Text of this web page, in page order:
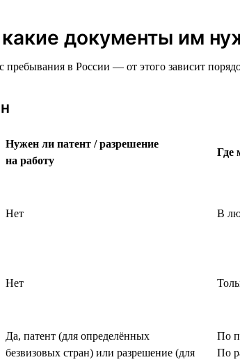
какие документы им
в России — от этого зависит
Нужен ли патент / разрешение
на работу
Где
Нет В
Нет
Да, патент (для определённых
безвизовых стран) или разрешение (для
По
По